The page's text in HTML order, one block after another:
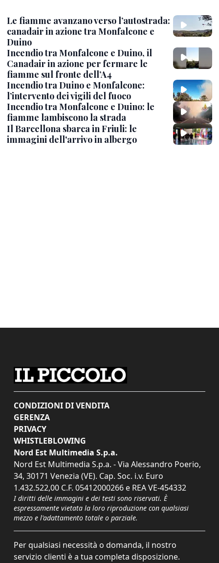
Le fiamme avanzano verso l’autostrada:
canadair in azione tra Monfalcone e
Duino
Incendio tra Monfalcone e Duino, il
Canadair in azione per fermare le
fiamme sul fronte dell’A4
Incendio tra Duino e Monfalcone:
l’intervento dei vigili del fuoco
Incendio tra Monfalcone e Duino: le
fiamme lambiscono la strada
Il Barcellona sbarca in Friuli: le
immagini dell'arrivo in albergo
CONDIZIONI DI VENDITA
GERENZA
PRIVACY
WHISTLEBLOWING
Nord Est Multimedia S.p.a.
Nord Est Multimedia S.p.a. - Via Alessandro Poerio,
34, 30171 Venezia (VE). Cap. Soc. i.v. Euro
1.432.522,00 C.F. 05412000266 e REA VE-454332
I diritti delle immagini e dei testi sono riservati. È
espressamente vietata la loro riproduzione con qualsiasi
mezzo e l'adattamento totale o parziale.
Per qualsiasi necessità o domanda, il nostro
servizio clienti è a tua completa disposizione.